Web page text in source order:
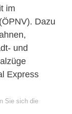
im
Dazu
und
Express
Sie sich die